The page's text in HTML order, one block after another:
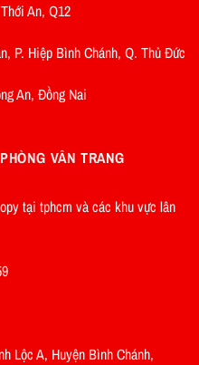
An, Q12
P. Hiệp Bình Chánh, Q. Thủ Đức
An, Đồng Nai
VÂN TRANG
tại tphcm và các khu vực lân
Lộc A, Huyện Bình Chánh,